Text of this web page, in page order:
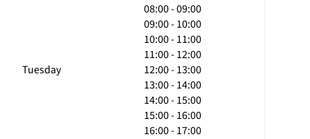
Tuesday
08:00 - 09:00
09:00 - 10:00
10:00 - 11:00
11:00 - 12:00
12:00 - 13:00
13:00 - 14:00
14:00 - 15:00
15:00 - 16:00
16:00 - 17:00